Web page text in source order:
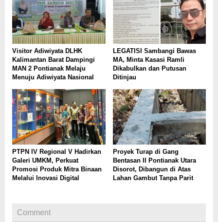
Visitor Adiwiyata DLHK
Kalimantan Barat Dampingi
MAN 2 Pontianak Melaju
Menuju Adiwiyata Nasional
LEGATISI Sambangi Bawas
MA, Minta Kasasi Ramli
Dikabulkan dan Putusan
Ditinjau
PTPN IV Regional V Hadirkan
Galeri UMKM, Perkuat
Promosi Produk Mitra Binaan
Melalui Inovasi Digital
Proyek Turap di Gang
Bentasan II Pontianak Utara
Disorot, Dibangun di Atas
Lahan Gambut Tanpa Parit
Comment